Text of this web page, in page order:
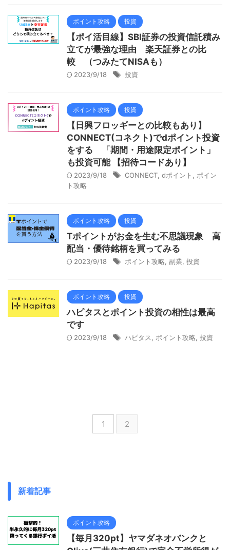
ポイント攻略 投資
【ポイ活目線】SBI証券の投資信託積み
立てが最強な理由 楽天証券との比
較 （つみたてNISAも）
2023/9/18 投資
ポイント攻略 投資
【日興フロッギーとの比較もあり】
CONNECT(コネクト)でdポイント投資
をする 「期間・用途限定ポイント」
も投資可能 【招待コードあり】
2023/9/18 CONNECT dポイント
ポイン
ト攻略
ポイント攻略 投資
Tポイントがお金を生む不思議現象 高
配当・優待銘柄を買ってみる
2023/9/18 ポイント攻略 副業 投資
ポイント攻略 投資
ハピタスとポイント投資の相性は最高
です
2023/9/18 ハピタス ポイント攻略 投資
1 2
新着記事
ポイント攻略
【毎月320pt】ヤマダネオバンクと